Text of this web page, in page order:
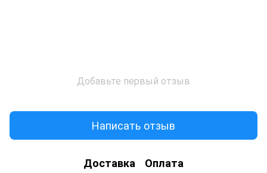
Добавьте первый отзыв
Написать отзыв
Доставка Оплата